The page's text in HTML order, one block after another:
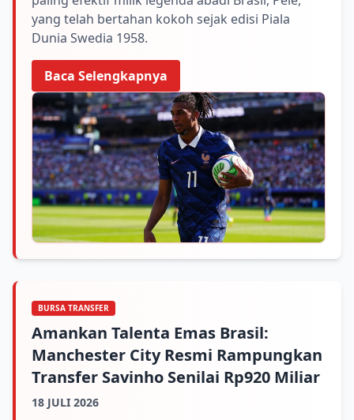
yang telah bertahan kokoh sejak edisi Piala
Dunia Swedia 1958.
Baca Selengkapnya
BURSA TRANSFER
Amankan Talenta Emas Brasil:
Manchester City Resmi Rampungkan
Transfer Savinho Senilai Rp920 Miliar
18 JULI 2026